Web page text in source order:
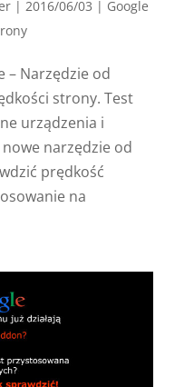
| 2016/06/03 | Google
– Narzędzie od
strony. Test
urządzenia i
narzędzie od
prędkość
na